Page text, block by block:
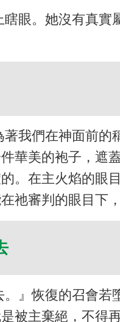
眼。她沒有真實
我們在神面前的
華美的袍子，遮
。在主火焰的眼
祂審判的眼目下
』恢復的召會若
被主棄絕，不得